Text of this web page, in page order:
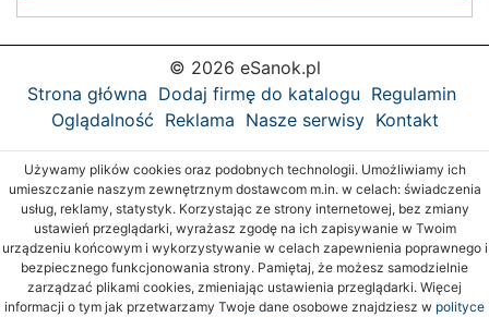
© 2026 eSanok.pl
Strona główna Dodaj firmę do katalogu Regulamin
Oglądalność Reklama Nasze serwisy Kontakt
Używamy plików cookies oraz podobnych technologii. Umożliwiamy ich
umieszczanie naszym zewnętrznym dostawcom m.in. w celach: świadczenia
usług, reklamy, statystyk. Korzystając ze strony internetowej, bez zmiany
ustawień przeglądarki, wyrażasz zgodę na ich zapisywanie w Twoim
urządzeniu końcowym i wykorzystywanie w celach zapewnienia poprawnego i
bezpiecznego funkcjonowania strony. Pamiętaj, że możesz samodzielnie
zarządzać plikami cookies, zmieniając ustawienia przeglądarki. Więcej
informacji o tym jak przetwarzamy Twoje dane osobowe znajdziesz w polityce